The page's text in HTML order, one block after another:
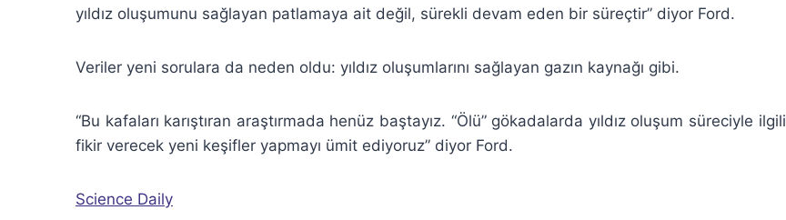
yıldız oluşumunu sağlayan patlamaya ait değil, sürekli devam eden bir süreçtir” diyor Ford.
Veriler yeni sorulara da neden oldu: yıldız oluşumlarını sağlayan gazın kaynağı gibi.
“Bu kafaları karıştıran araştırmada henüz baştayız. “Ölü” gökadalarda yıldız oluşum süreciyle ilgili
fikir verecek yeni keşifler yapmayı ümit ediyoruz” diyor Ford.
Science Daily